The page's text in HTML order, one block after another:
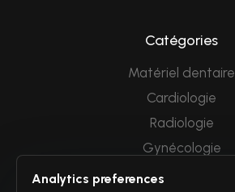
Catégories
Matériel dentaire
Cardiologie
Radiologie
Gynécologie
Analytics preferences